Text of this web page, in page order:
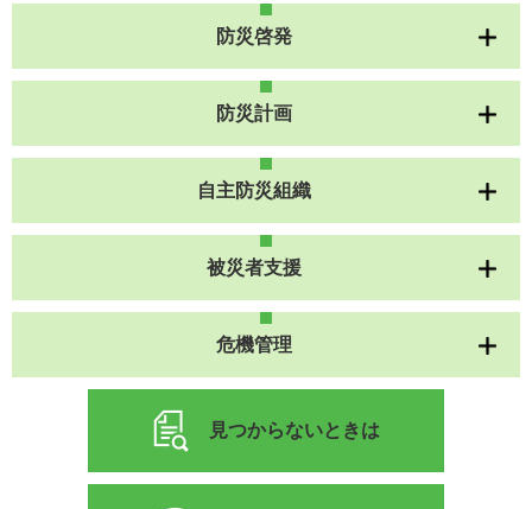
防災啓発
防災計画
自主防災組織
被災者支援
危機管理
見つからないときは